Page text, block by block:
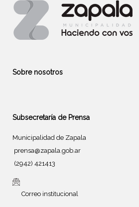
Sobre nosotros
Subsecretaría de Prensa
Municipalidad de Zapala
prensa@zapala.gob.ar
(2942) 421413
Correo institucional